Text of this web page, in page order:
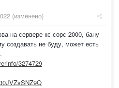
(изменено)
на сервере кс сорс 2000, бану
создавать не буду, может есть
3274729